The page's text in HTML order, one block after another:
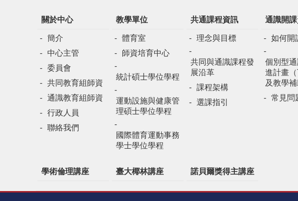
關於中心
簡介
中心主管
委員會
共同教育組師資
通識教育組師資
行政人員
聯絡我們
教學單位
體育室
師資培育中心
統計碩士學位學程
運動設施與健康管
理碩士學位學程
國際體育運動事務
學士學位學程
共通課程資訊
理念與目標
共同與通識課程發
展沿革
課程架構
選課指引
通識開
如何開
個別型
進計畫
及教學補
常見問
學術倫理講座 臺大椰林講座 諾貝爾獎得主講座